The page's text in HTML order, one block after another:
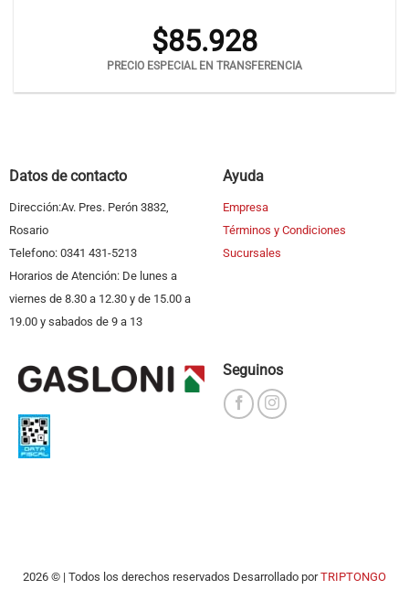
$85.928
PRECIO ESPECIAL EN TRANSFERENCIA
Datos de contacto
Dirección:Av. Pres. Perón 3832,
Rosario
Telefono: 0341 431-5213
Horarios de Atención: De lunes a
viernes de 8.30 a 12.30 y de 15.00 a
19.00 y sabados de 9 a 13
Ayuda
Empresa
Términos y Condiciones
Sucursales
Seguinos
2026 © | Todos los derechos reservados Desarrollado porTRIPTONGO